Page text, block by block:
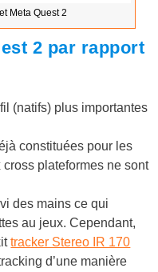
Meta Quest 2
2 par rapport
(natifs) plus importantes
constituées pour les
plateformes ne sont
des mains ce qui
au jeux. Cependant,
tracker Stereo IR 170
d’une manière